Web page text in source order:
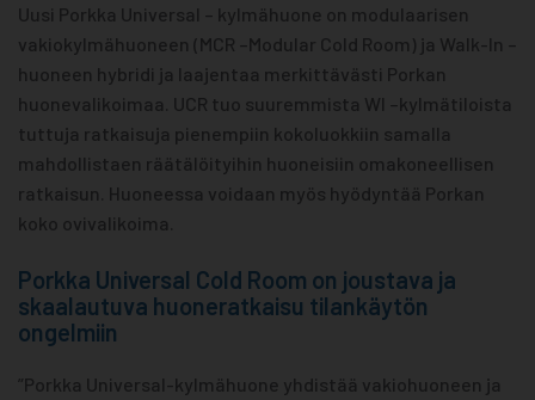
Uusi Porkka Universal – kylmähuone on modulaarisen
vakiokylmähuoneen (MCR –Modular Cold Room) ja Walk-In –
huoneen hybridi ja laajentaa merkittävästi Porkan
huonevalikoimaa. UCR tuo suuremmista WI –kylmätiloista
tuttuja ratkaisuja pienempiin kokoluokkiin samalla
mahdollistaen räätälöityihin huoneisiin omakoneellisen
ratkaisun. Huoneessa voidaan myös hyödyntää Porkan
koko ovivalikoima.
Porkka Universal Cold Room on joustava ja
skaalautuva huoneratkaisu tilankäytön
ongelmiin
”Porkka Universal-kylmähuone yhdistää vakiohuoneen ja